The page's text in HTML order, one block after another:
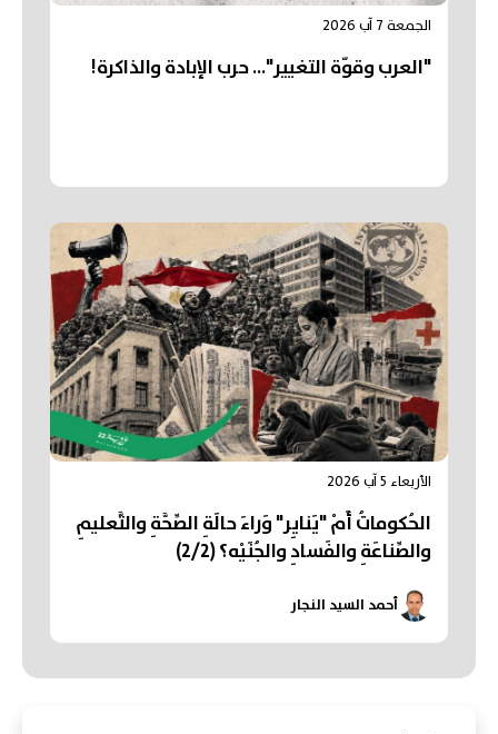
الجمعة 7 آب 2026
"العرب وقوّة التغيير"... حرب الإبادة والذاكرة!
الأربعاء 5 آب 2026
الحُكوماتُ أَمْ "يَنايِر" وَراءَ حالَةِ الصِّحَّةِ والتَّعليمِ
والصِّناعَةِ والفَسادِ والجُنَيْه؟ (2/2)
أحمد السيد النجار